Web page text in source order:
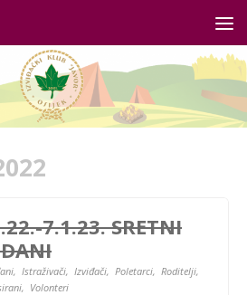
7.1.23. SRETNI
Istraživači, Izviđači, Poletarci, Roditelji,
Volonteri